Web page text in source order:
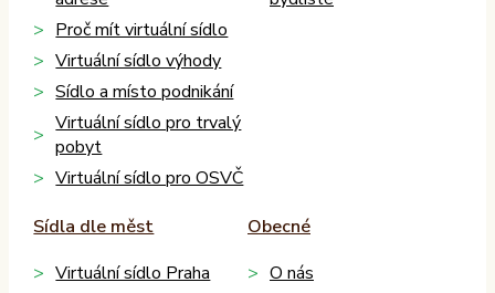
Proč mít virtuální sídlo
Virtuální sídlo výhody
Sídlo a místo podnikání
Virtuální sídlo pro trvalý
pobyt
Virtuální sídlo pro OSVČ
Sídla dle měst
Virtuální sídlo Praha
Obecné
O nás